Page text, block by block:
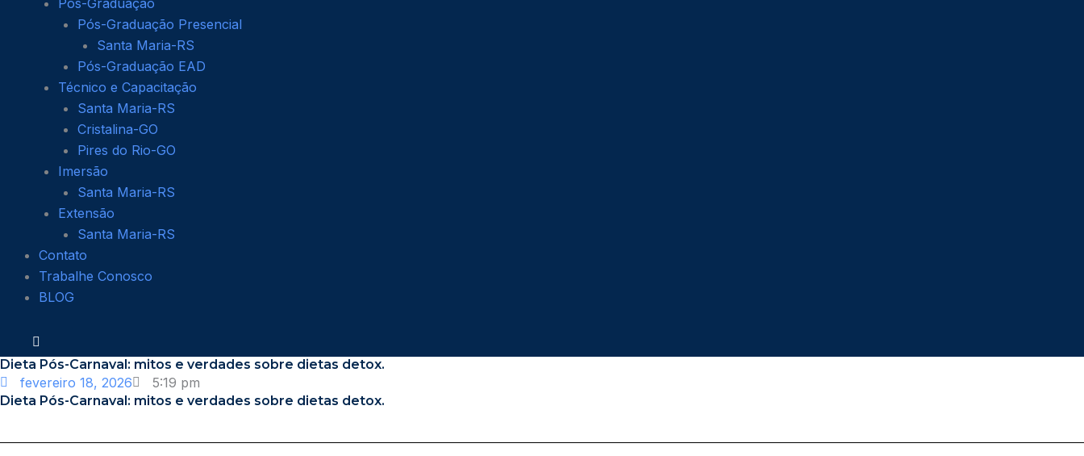
Pós-Graduação Presencial
Santa Maria-RS
Pós-Graduação EAD
Técnico e Capacitação
Santa Maria-RS
Cristalina-GO
Pires do Rio-GO
Imersão
Santa Maria-RS
Extensão
Santa Maria-RS
Contato
Trabalhe Conosco
BLOG
Dieta Pós-Carnaval: mitos e verdades sobre dietas detox.
fevereiro 18, 2026 5:19 pm
Dieta Pós-Carnaval: mitos e verdades sobre dietas detox.